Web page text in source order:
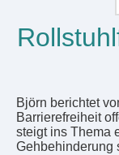
Björn berichtet
Barrierefreiheit
steigt ins Thema
Gehbehinderung